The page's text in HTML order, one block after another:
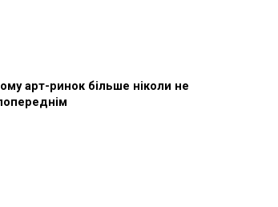
арт-ринок більше ніколи не